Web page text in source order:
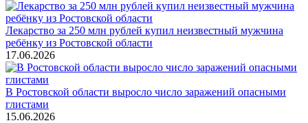
Лекарство за 250 млн рублей купил неизвестный мужчина
ребёнку из Ростовской области
17.06.2026
В Ростовской области выросло число заражений опасными
глистами
15.06.2026